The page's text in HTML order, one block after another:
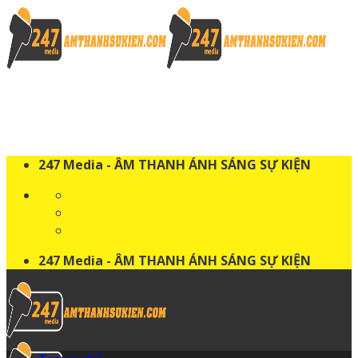
Skip
to
content
247 Media - ÂM THANH ÁNH SÁNG SỰ KIỆN
247 Media - ÂM THANH ÁNH SÁNG SỰ KIỆN